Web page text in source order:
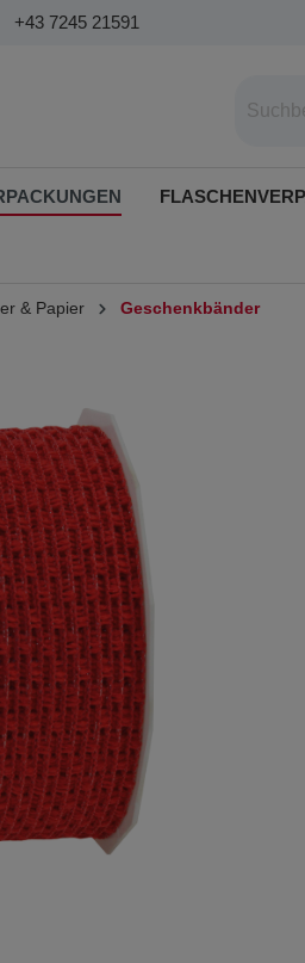
+43 7245 21591
& Papier Geschenkbänder